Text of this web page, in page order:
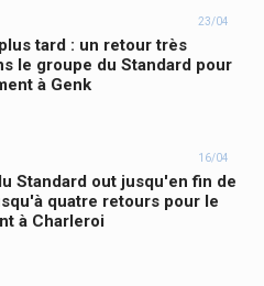
23/04
tard : un retour très
le groupe du Standard pour
à Genk
16/04
Standard out jusqu'en fin de
quatre retours pour le
à Charleroi